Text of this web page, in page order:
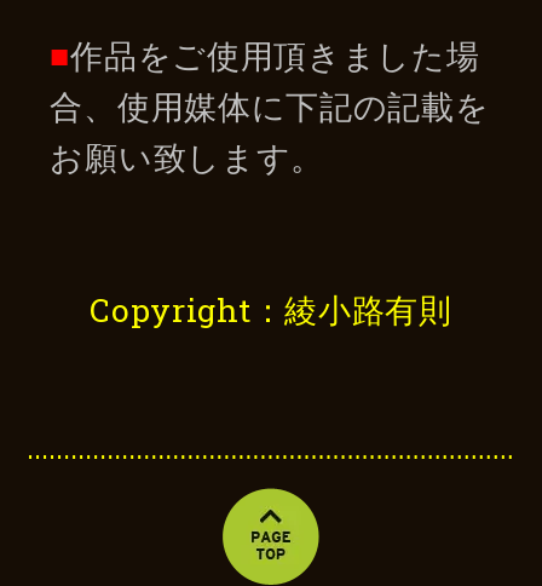
■作品をご使用頂きました場
合、使用媒体に下記の記載を
お願い致します。
Copyright：綾小路有則